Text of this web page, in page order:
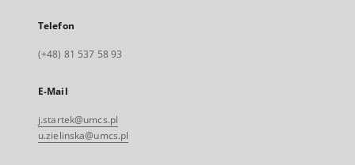
Telefon
(+48) 81 537 58 93
E-Mail
j.startek@umcs.pl
u.zielinska@umcs.pl